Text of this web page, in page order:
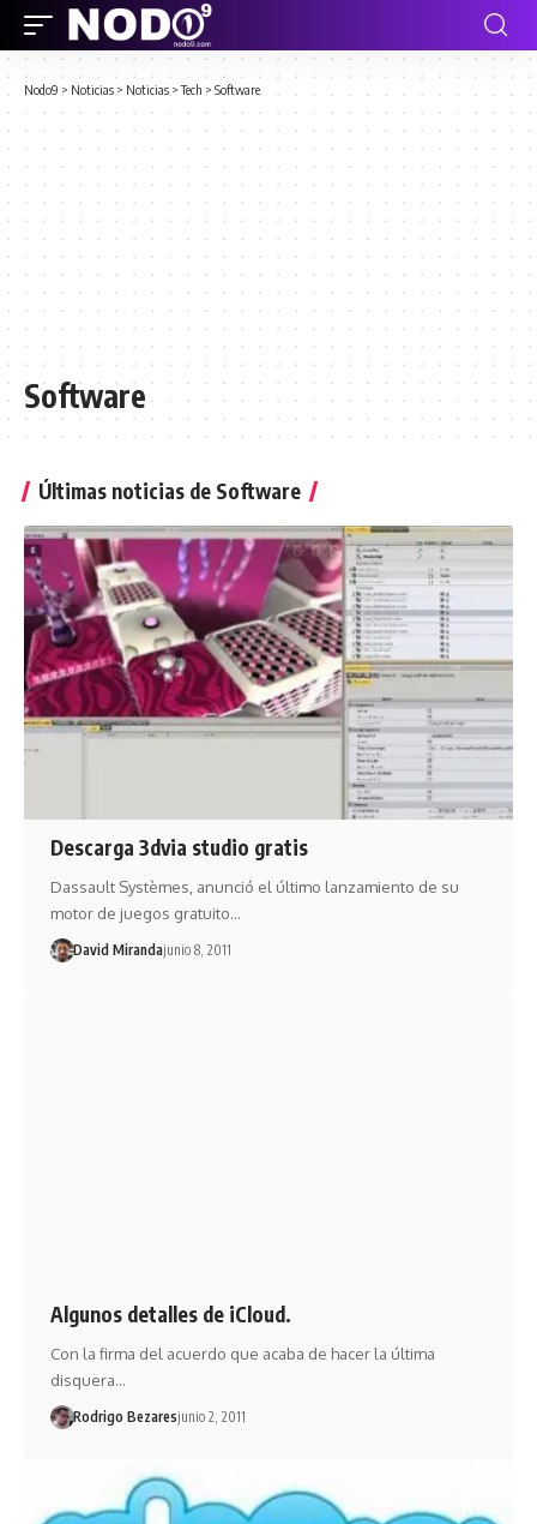
Nodo9 > Noticias > Noticias >Tech > Software
Software
Últimas noticias de Software
Descarga 3dvia studio gratis
Dassault Systèmes, anunció el último lanzamiento de su
motor de juegos gratuito…
David Mirandajunio 8, 2011
Algunos detalles de iCloud.
Con la firma del acuerdo que acaba de hacer la última
disquera…
Rodrigo Bezaresjunio 2, 2011